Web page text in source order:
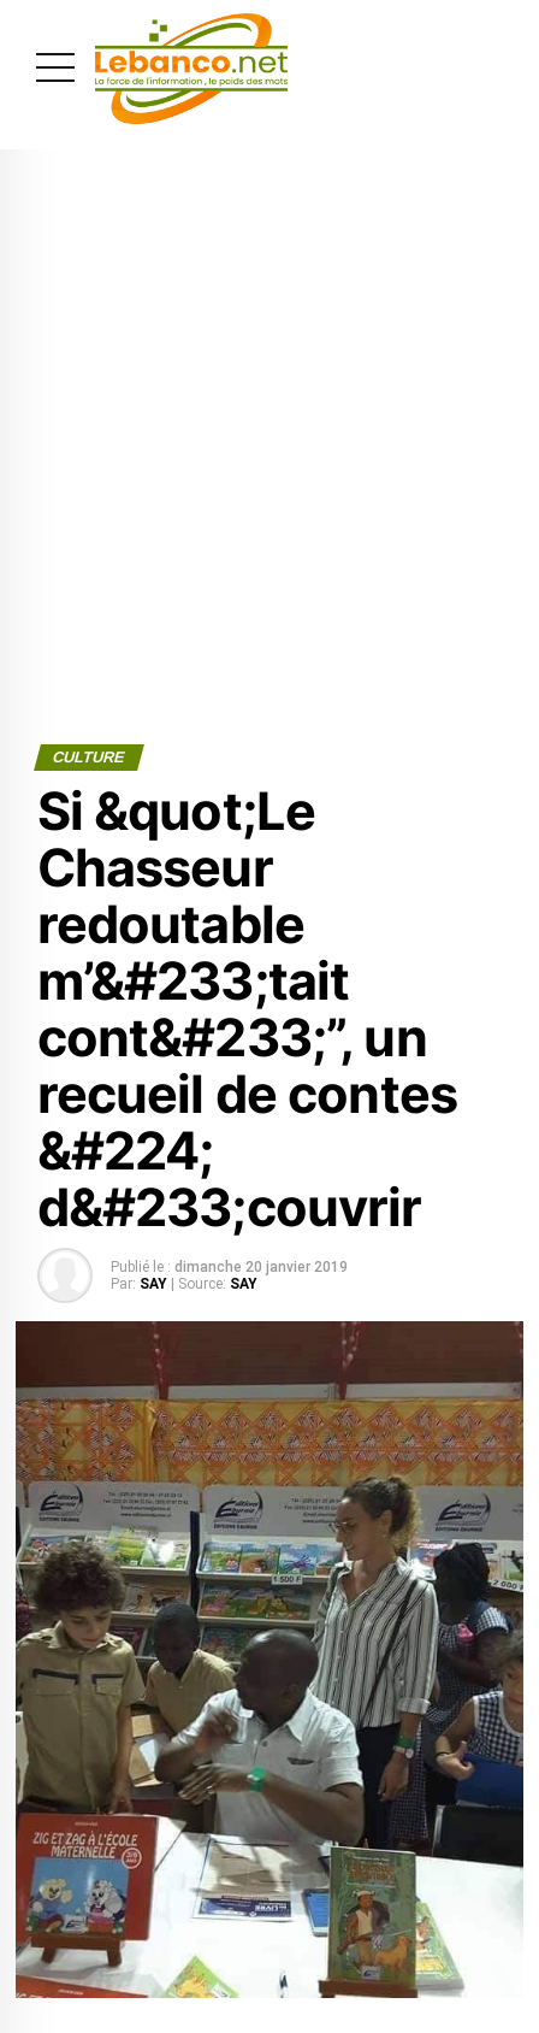
CULTURE
Si &quot;Le
Chasseur
redoutable
m’&#233;tait
cont&#233;”, un
recueil de contes
&#224;
d&#233;couvrir
Publié le : dimanche 20 janvier 2019
Par: SAY | Source: SAY